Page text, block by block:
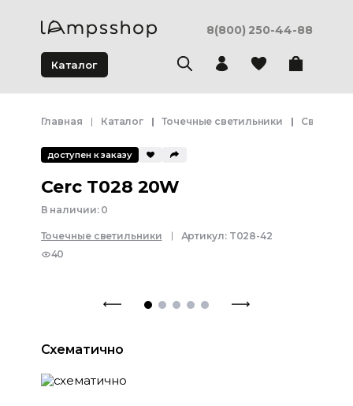
8(800) 250-44-88
Каталог
Главная Каталог Точечные светильники
доступен к заказу
Cerc T028 20W
В наличии: 0
Точечные светильники Артикул: T028-42
40
Схематично